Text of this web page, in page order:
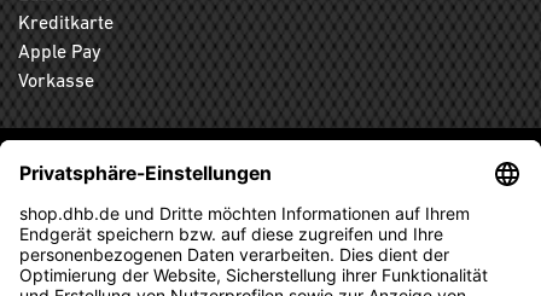
Kreditkarte
Apple Pay
Vorkasse
ABONNIEREN SIE DEN KOSTENLOSEN DHB-FANSHOP
NEWSLETTER UND VERPASSEN SIE KEINE NEUIGKEIT ODER
AKTION MEHR.
ANMELDEN